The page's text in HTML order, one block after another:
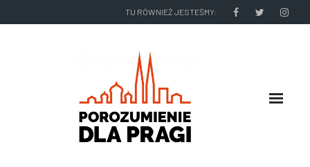
TU RÓWNIEŻ JESTEŚMY: